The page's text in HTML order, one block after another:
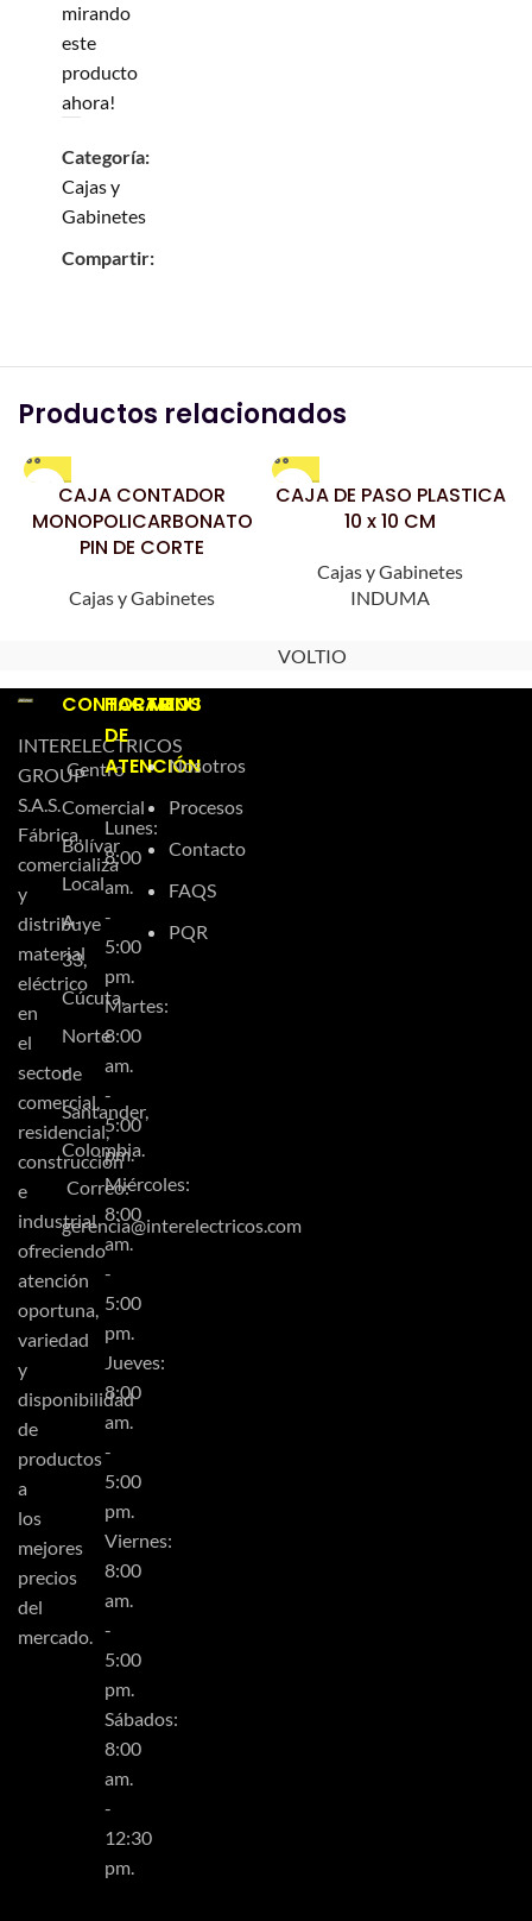
mirando
este
producto
ahora!
Categoría:
Cajas y
Gabinetes
Compartir:
Productos relacionados
CAJA CONTADOR
MONOPOLICARBONATO
PIN DE CORTE
Cajas y Gabinetes
CAJA DE PASO PLASTICA
10 x 10 CM
Cajas y Gabinetes
INDUMA
VOLTIO
INTERELECTRICOS
GROUP
S.A.S.
Fábrica,
comercializa
y
distribuye
material
eléctrico
en
el
sector
comercial,
residencial,
construcción
e
industrial
ofreciendo
atención
oportuna,
variedad
y
disponibilidad
de
productos
a
los
mejores
precios
del
mercado.
CONTACTO
Centro
Comercial
Bolívar
Local
A-
33,
Cúcuta,
Norte
de
Santander,
Colombia.
Correo:
gerencia@interelectricos.com
HORARIOS
DE
ATENCIÓN
Lunes:
8:00
am.
-
5:00
pm.
Martes:
8:00
am.
-
5:00
pm.
Miércoles:
8:00
am.
-
5:00
pm.
Jueves:
8:00
am.
-
5:00
pm.
Viernes:
8:00
am.
-
5:00
pm.
Sábados:
8:00
am.
-
12:30
pm.
MENU
Nosotros
Procesos
Contacto
FAQS
PQR